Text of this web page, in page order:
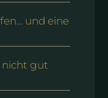
und eine
nicht gut